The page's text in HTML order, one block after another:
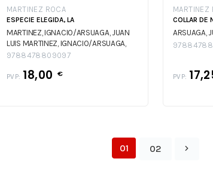
MARTINEZ ROCA
ESPECIE ELEGIDA, LA
MARTINEZ, IGNACIO/ARSUAGA, JUAN
LUIS MARTINEZ, IGNACIO/ARSUAGA,
JUAN LUIS
9788478809097
PVP: 18,00 €
MARTINEZ
COLLAR DE
ARSUAGA,
PVP:
01 02